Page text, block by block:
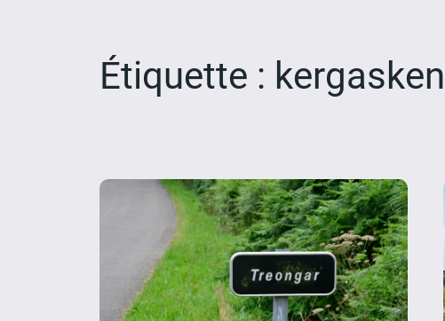
Étiquette : kergasken